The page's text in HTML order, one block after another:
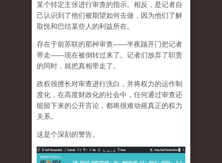
某个特定主张进行审查的指示。相反，是记者自
己认识到了他们被期望如何去做，因为他们了解
取悦和巴结某些人的利益所在。
存在于前苏联的那种审查——半夜踹开门把记者
带走——现在被倒转过来了。记者们放弃了职责
的同时，就把真相带走了。
政权很擅长对审查进行洗白，并将权力的运作制
度化，在高度财政化的社会中，任何通过审查还
能留下来的公开言论，都将很难动摇真正的权力
关系。
这是个深刻的警告。